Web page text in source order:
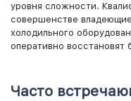
уровня сложности.
совершенстве
холодильного
оперативно восстановят
Часто